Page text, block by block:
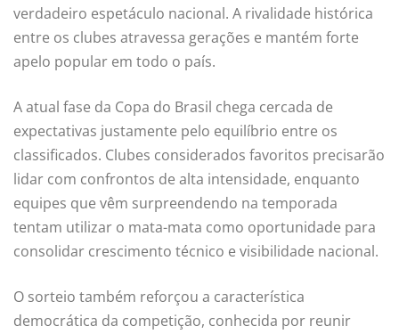
verdadeiro espetáculo nacional. A rivalidade histórica
entre os clubes atravessa gerações e mantém forte
apelo popular em todo o país.
A atual fase da Copa do Brasil chega cercada de
expectativas justamente pelo equilíbrio entre os
classificados. Clubes considerados favoritos precisarão
lidar com confrontos de alta intensidade, enquanto
equipes que vêm surpreendendo na temporada
tentam utilizar o mata-mata como oportunidade para
consolidar crescimento técnico e visibilidade nacional.
O sorteio também reforçou a característica
democrática da competição, conhecida por reunir